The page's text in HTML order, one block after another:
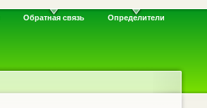
Обратная связь Определители